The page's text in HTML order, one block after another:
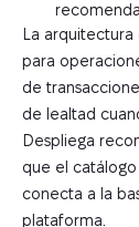
La
para
de
de lealtad
Despliega
que el
conecta a la
plataforma.